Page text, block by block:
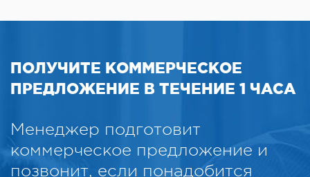
ПОЛУЧИТЕ КОММЕРЧЕСКОЕ
ПРЕДЛОЖЕНИЕ В ТЕЧЕНИЕ 1 ЧАСА
Менеджер подготовит
коммерческое предложение и
позвонит, если понадобится